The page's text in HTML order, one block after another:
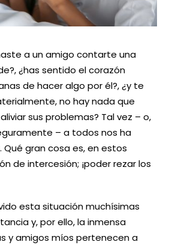
a un amigo contarte una
¿has sentido el corazón
de hacer algo por él?, ¿y te
no hay nada que
sus problemas? Tal vez – o,
– a todos nos ha
gran cosa es, en estos
de intercesión; ¡poder rezar los
esta situación muchísimas
y, por ello, la inmensa
y amigos míos pertenecen a